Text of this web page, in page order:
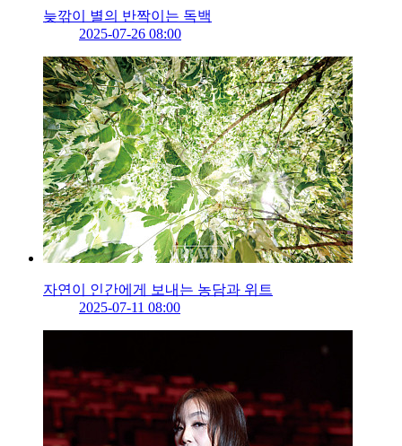
늦깎이 별의 반짝이는 독백
2025-07-26 08:00
자연이 인간에게 보내는 농담과 위트
2025-07-11 08:00